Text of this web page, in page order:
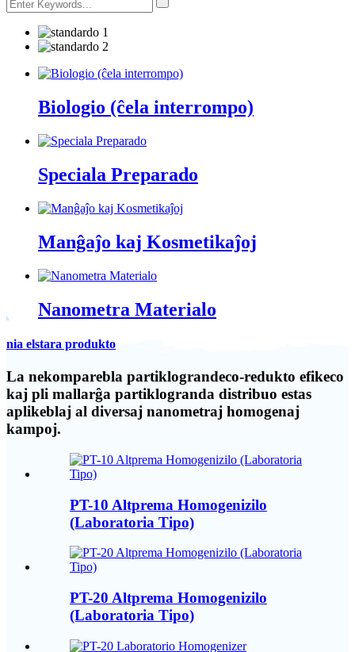
Biologio (ĉela interrompo)
Speciala Preparado
Manĝaĵo kaj Kosmetikaĵoj
Nanometra Materialo
nia elstara produkto
La nekomparebla partiklograndeco-redukto efikeco
kaj pli mallarĝa partiklogranda distribuo estas
aplikeblaj al diversaj nanometraj homogenaj
kampoj.
PT-10 Altprema Homogenizilo
(Laboratoria Tipo)
PT-20 Altprema Homogenizilo
(Laboratoria Tipo)